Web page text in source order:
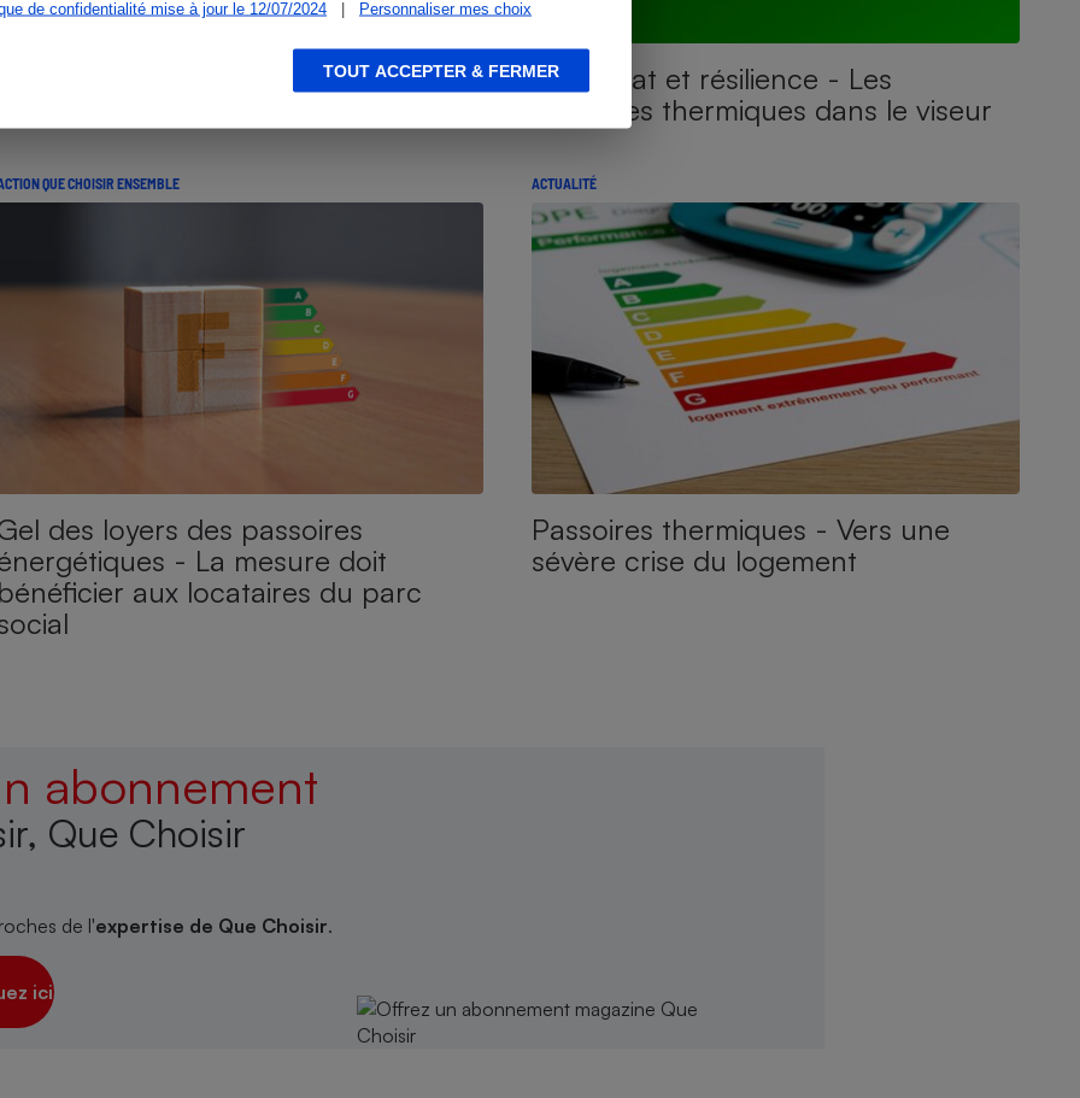
de confidentialité mise à jour le 12/07/2024
| Personnaliser mes choix
TOUT ACCEPTER & FERMER
énergétiques - Des
Loi Climat et résilience - Les
passoires thermiques dans le viseur
QUE CHOISIR ENSEMBLE
des loyers des passoires
- La mesure doit
aux locataires du parc
ACTUALITÉ
Passoires thermiques - Vers une
sévère crise du logement
abonnement
Que Choisir
de l'expertise de Que Choisir.
ici